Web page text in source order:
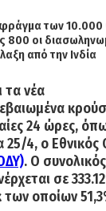
των
800 οι
από την Ινδία
τα νέα
24 ώρες,
25/4, ο Εθνικός
. Ο
σε
των οποίων